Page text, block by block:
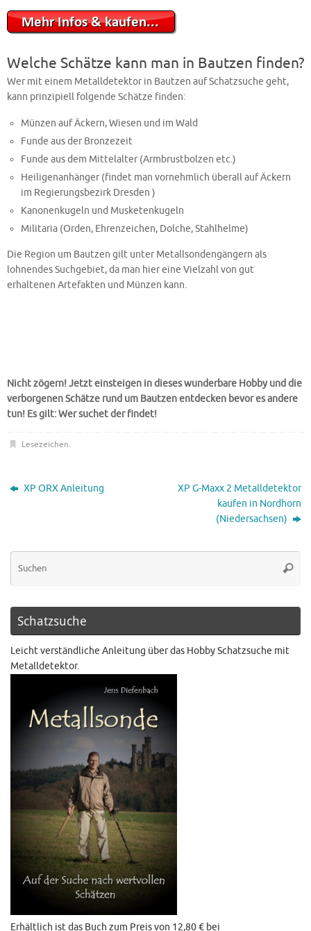
Welche Schätze kann man in Bautzen finden?
Wer mit einem Metalldetektor in Bautzen auf Schatzsuche geht,
kann prinzipiell folgende Schätze finden:
Münzen auf Äckern, Wiesen und im Wald
Funde aus der Bronzezeit
Funde aus dem Mittelalter (Armbrustbolzen etc.)
Heiligenanhänger (findet man vornehmlich überall auf Äckern
im Regierungsbezirk Dresden )
Kanonenkugeln und Musketenkugeln
Militaria (Orden, Ehrenzeichen, Dolche, Stahlhelme)
Die Region um Bautzen gilt unter Metallsondengängern als
lohnendes Suchgebiet, da man hier eine Vielzahl von gut
erhaltenen Artefakten und Münzen kann.
Nicht zögern! Jetzt einsteigen in dieses wunderbare Hobby und die
verborgenen Schätze rund um Bautzen entdecken bevor es andere
tun! Es gilt: Wer suchet der findet!
Lesezeichen.
XP ORX Anleitung
XP G-Maxx 2 Metalldetektor
kaufen in Nordhorn
(Niedersachsen)
Schatzsuche
Leicht verständliche Anleitung über das Hobby Schatzsuche mit
Metalldetektor.
Erhältlich ist das Buch zum Preis von 12,80 € bei